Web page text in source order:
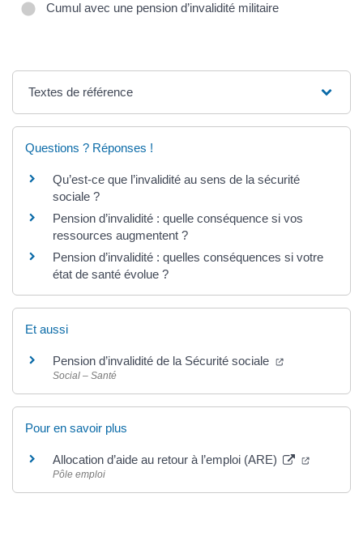
Cumul avec une pension d’invalidité militaire
Textes de référence
Questions ? Réponses !
Qu’est-ce que l’invalidité au sens de la sécurité
sociale ?
Pension d’invalidité : quelle conséquence si vos
ressources augmentent ?
Pension d’invalidité : quelles conséquences si votre
état de santé évolue ?
Et aussi
Pension d’invalidité de la Sécurité sociale (ouverture
Social – Santé
Pour en savoir plus
Allocation d’aide au retour à l’emploi (ARE)
Pôle emploi